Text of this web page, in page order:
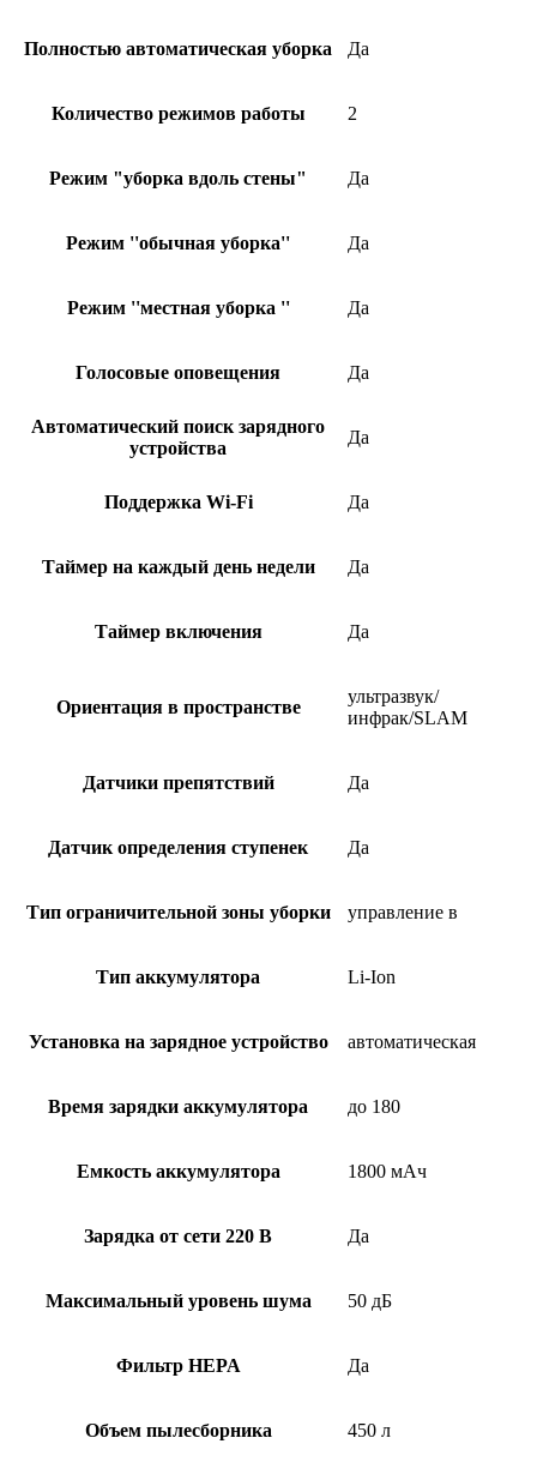
Полностью автоматическая уборка Да
Количество режимов работы 2
Режим "уборка вдоль стены" Да
Режим ''обычная уборка'' Да
Режим ''местная уборка '' Да
Голосовые оповещения Да
Автоматический поиск зарядного
устройства
Да
Поддержка Wi-Fi Да
Таймер на каждый день недели Да
Таймер включения Да
Ориентация в пространстве
ультразвук/
инфрак/SLAM
Датчики препятствий Да
Датчик определения ступенек Да
Тип ограничительной зоны уборки управление в
Тип аккумулятора Li-Ion
Установка на зарядное устройство автоматическая
Время зарядки аккумулятора до 180
Емкость аккумулятора 1800 мАч
Зарядка от сети 220 В Да
Максимальный уровень шума 50 дБ
Фильтр HEPA Да
Объем пылесборника 450 л